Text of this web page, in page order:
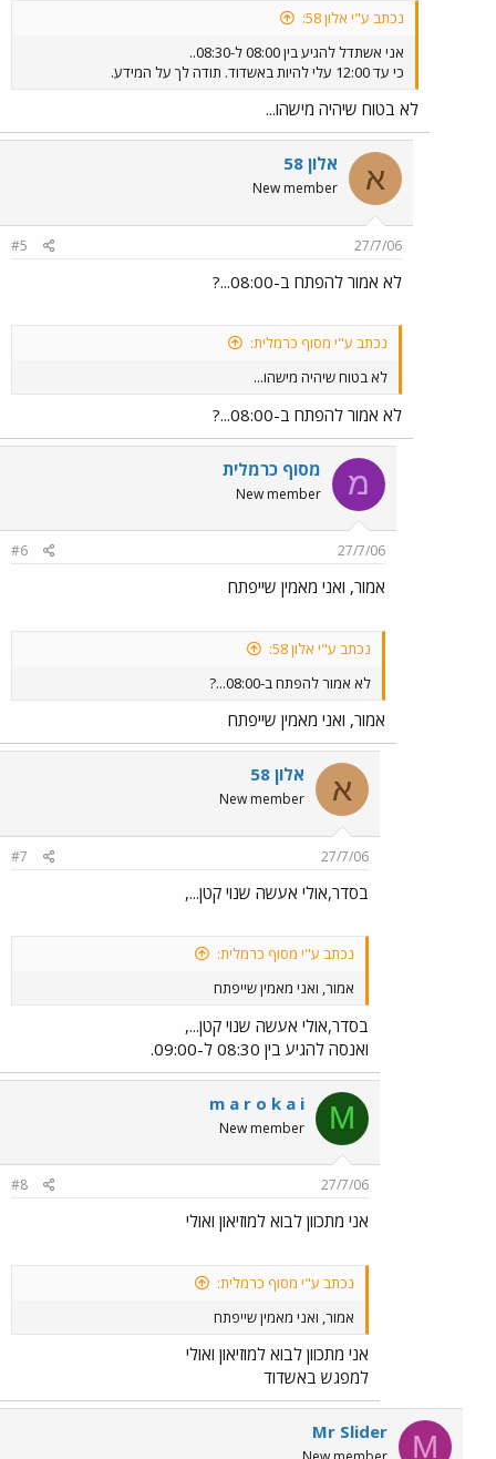
נכתב ע"י אלון 58:
אני אשתדל להגיע בין 08:00 ל-08:30..
כי עד 12:00 עלי להיות באשדוד. תודה לך על המידע.
לא בטוח שיהיה מישהו...
א אלון 58
New member
27/7/06
#5
לא אמור להפתח ב-08:00...?
נכתב ע"י מסוף כרמלית:
לא בטוח שיהיה מישהו...
לא אמור להפתח ב-08:00...?
מ מסוף כרמלית
New member
27/7/06
#6
אמור, ואני מאמין שייפתח
נכתב ע"י אלון 58:
לא אמור להפתח ב-08:00...?
אמור, ואני מאמין שייפתח
א אלון 58
New member
27/7/06
#7
בסדר,אולי אעשה שנוי קטן...,
נכתב ע"י מסוף כרמלית:
אמור, ואני מאמין שייפתח
בסדר,אולי אעשה שנוי קטן...,
ואנסה להגיע בין 08:30 ל-09:00.
M
m a r o k a i
New member
27/7/06
#8
אני מתכוון לבוא למוזיאון ואולי
נכתב ע"י מסוף כרמלית:
אמור, ואני מאמין שייפתח
אני מתכוון לבוא למוזיאון ואולי
למפגש באשדוד
M
Mr Slider